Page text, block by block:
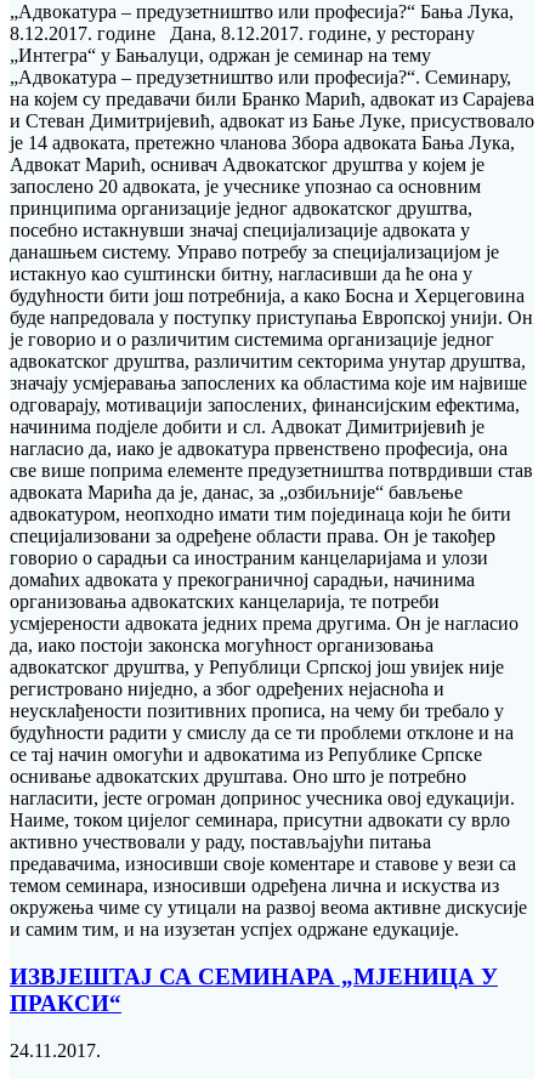
„Адвокатура – предузетништво или професија?“ Бања Лука,
8.12.2017. године Дана, 8.12.2017. године, у ресторану
„Интегра“ у Бањалуци, одржан је семинар на тему
„Адвокатура – предузетништво или професија?“. Семинару,
на којем су предавачи били Бранко Марић, адвокат из Сарајева
и Стеван Димитријевић, адвокат из Бање Луке, присуствовало
је 14 адвоката, претежно чланова Збора адвоката Бања Лука,
Адвокат Марић, оснивач Адвокатског друштва у којем је
запослено 20 адвоката, је учеснике упознао са основним
принципима организације једног адвокатског друштва,
посебно истакнувши значај специјализације адвоката у
данашњем систему. Управо потребу за специјализацијом је
истакнуо као суштински битну, нагласивши да ће она у
будућности бити још потребнија, а како Босна и Херцеговина
буде напредовала у поступку приступања Европској унији. Он
је говорио и о различитим системима организације једног
адвокатског друштва, различитим секторима унутар друштва,
значају усмјеравања запослених ка областима које им највише
одговарају, мотивацији запослених, финансијским ефектима,
начинима подјеле добити и сл. Адвокат Димитријевић је
нагласио да, иако је адвокатура првенствено професија, она
све више поприма елементе предузетништва потврдивши став
адвоката Марића да је, данас, за „озбиљније“ бављење
адвокатуром, неопходно имати тим појединаца који ће бити
специјализовани за одређене области права. Он је такођер
говорио о сарадњи са иностраним канцеларијама и улози
домаћих адвоката у прекограничној сарадњи, начинима
организовања адвокатских канцеларија, те потреби
усмјерености адвоката једних према другима. Он је нагласио
да, иако постоји законска могућност организовања
адвокатског друштва, у Републици Српској још увијек није
регистровано ниједно, а због одређених нејасноћа и
неусклађености позитивних прописа, на чему би требало у
будућности радити у смислу да се ти проблеми отклоне и на
се тај начин омогући и адвокатима из Републике Српске
оснивање адвокатских друштава. Оно што је потребно
нагласити, јесте огроман допринос учесника овој едукацији.
Наиме, током цијелог семинара, присутни адвокати су врло
активно учествовали у раду, постављајући питања
предавачима, износивши своје коментаре и ставове у вези са
темом семинара, износивши одређена лична и искуства из
окружења чиме су утицали на развој веома активне дискусије
и самим тим, и на изузетан успјех одржане едукације.
ИЗВЈЕШТАЈ СА СЕМИНАРА „МЈЕНИЦА У
ПРАКСИ“
24.11.2017.